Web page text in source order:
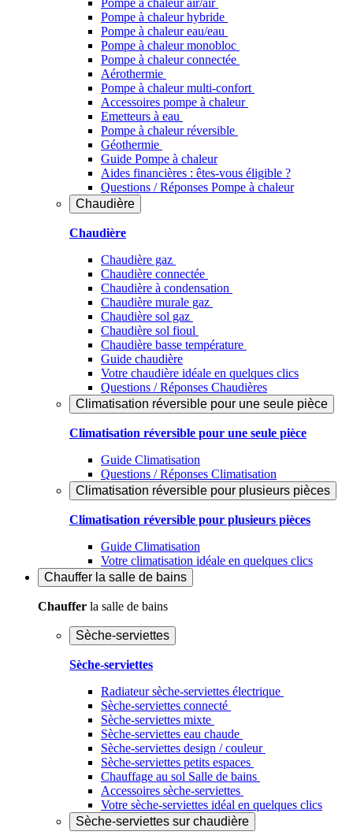
Pompe à chaleur air/air
Pompe à chaleur hybride
Pompe à chaleur​ eau/eau
Pompe à chaleur monobloc
Pompe à chaleur connectée
Aérothermie
Pompe à chaleur multi-confort
Accessoires pompe à chaleur
Emetteurs à eau
Pompe à chaleur réversible
Géothermie
Guide Pompe à chaleur
Aides financières : êtes-vous éligible ?
Questions / Réponses Pompe à chaleur
Chaudière
Chaudière
Chaudière gaz
Chaudière connectée
Chaudière à condensation
Chaudière murale gaz
Chaudière sol gaz
Chaudière sol fioul
Chaudière basse température
Guide chaudière
Votre chaudière idéale en quelques clics
Questions / Réponses Chaudières
Climatisation réversible pour une seule pièce
Climatisation réversible pour une seule pièce
Guide Climatisation
Questions / Réponses Climatisation
Climatisation réversible pour plusieurs pièces
Climatisation réversible pour plusieurs pièces
Guide Climatisation
Votre climatisation idéale en quelques clics
Chauffer la salle de bains
Chauffer la salle de bains
Sèche-serviettes
Sèche-serviettes
Radiateur sèche-serviettes électrique
Sèche-serviettes connecté
Sèche-serviettes mixte
Sèche-serviettes eau chaude
Sèche-serviettes design / couleur
Sèche-serviettes petits espaces
Chauffage au sol Salle de bains
Accessoires sèche-serviettes
Votre sèche-serviettes idéal en quelques clics
Sèche-serviettes sur chaudière